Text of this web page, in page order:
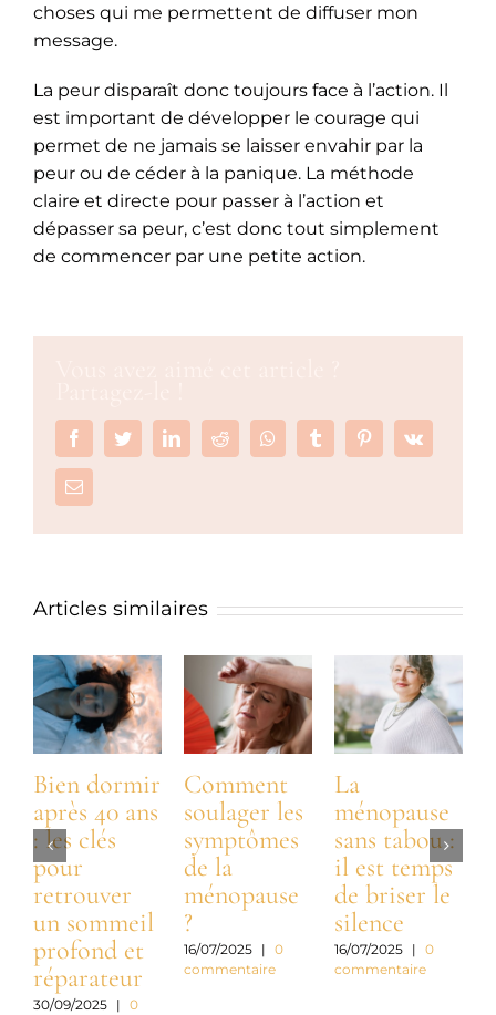
choses qui me permettent de diffuser mon
message.
La peur disparaît donc toujours face à l’action. Il
est important de développer le courage qui
permet de ne jamais se laisser envahir par la
peur ou de céder à la panique. La méthode
claire et directe pour passer à l’action et
dépasser sa peur, c’est donc tout simplement
de commencer par une petite action.
FacebookTwitterLinkedInReddit WhatsappTumblr PinterestVk
Email
Articles similaires
Bien dormir
après 40 ans
: les clés
pour
retrouver
un sommeil
profond et
réparateur
30/09/2025 | 0
Comment
soulager les
symptômes
de la
ménopause
?
16/07/2025 | 0
commentaire
La
ménopause
sans tabou :
il est temps
de briser le
silence
16/07/2025 | 0
commentaire